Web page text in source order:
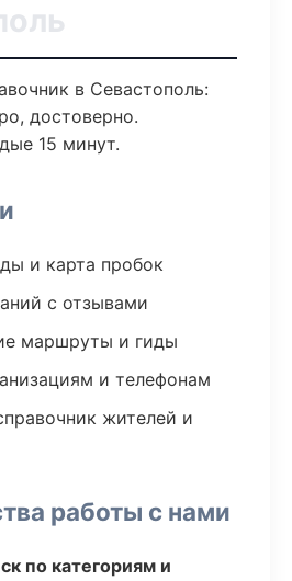
в Севастополь:
достоверно.
15 минут.
и карта пробок
с отзывами
маршруты и гиды
и телефонам
жителей и
работы с нами
по категориям и